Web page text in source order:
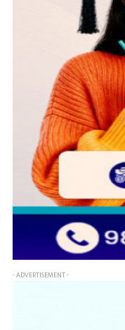
- ADVERTISEMENT -